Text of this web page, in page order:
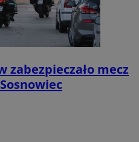
zabezpieczało mecz